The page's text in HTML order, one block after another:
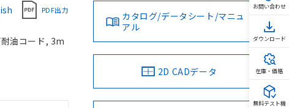
PDF出力
油コード, 3m
カタログ/データシート/マニュ
アル
2D CADデータ
お問い合わせ
ダウンロード
在庫・価格
無料テスト機